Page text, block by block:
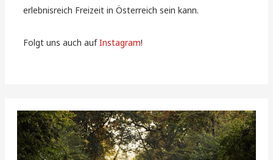
erlebnisreich Freizeit in Österreich sein kann.
Folgt uns auch aufInstagram!